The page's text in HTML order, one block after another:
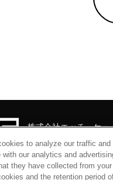
株式会社エッチ・ケー
静岡県富士宮市北山
プ プライバシーポ
to analyze our traffic
our analytics and
they have collected from
and the retention period